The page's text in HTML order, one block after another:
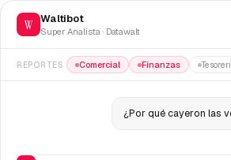
W Waltibot
Super Analista · Datawalt
REPORTES Comercial Finanzas
¿Por qué cayeron las